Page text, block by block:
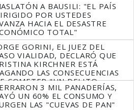
A BAUSILI: "EL PAÍS
POR USTEDES
HACIA EL DESASTRE
TOTAL"
GORINI, EL JUEZ DEL
VIALIDAD, DECLARÓ QUE
KIRCHNER ESTÁ
LAS CONSECUENCIAS
COMETER "UN DELITO
3 MIL PANADERÍAS,
UN 60% EL CONSUMO Y
LAS "CUEVAS DE PAN"